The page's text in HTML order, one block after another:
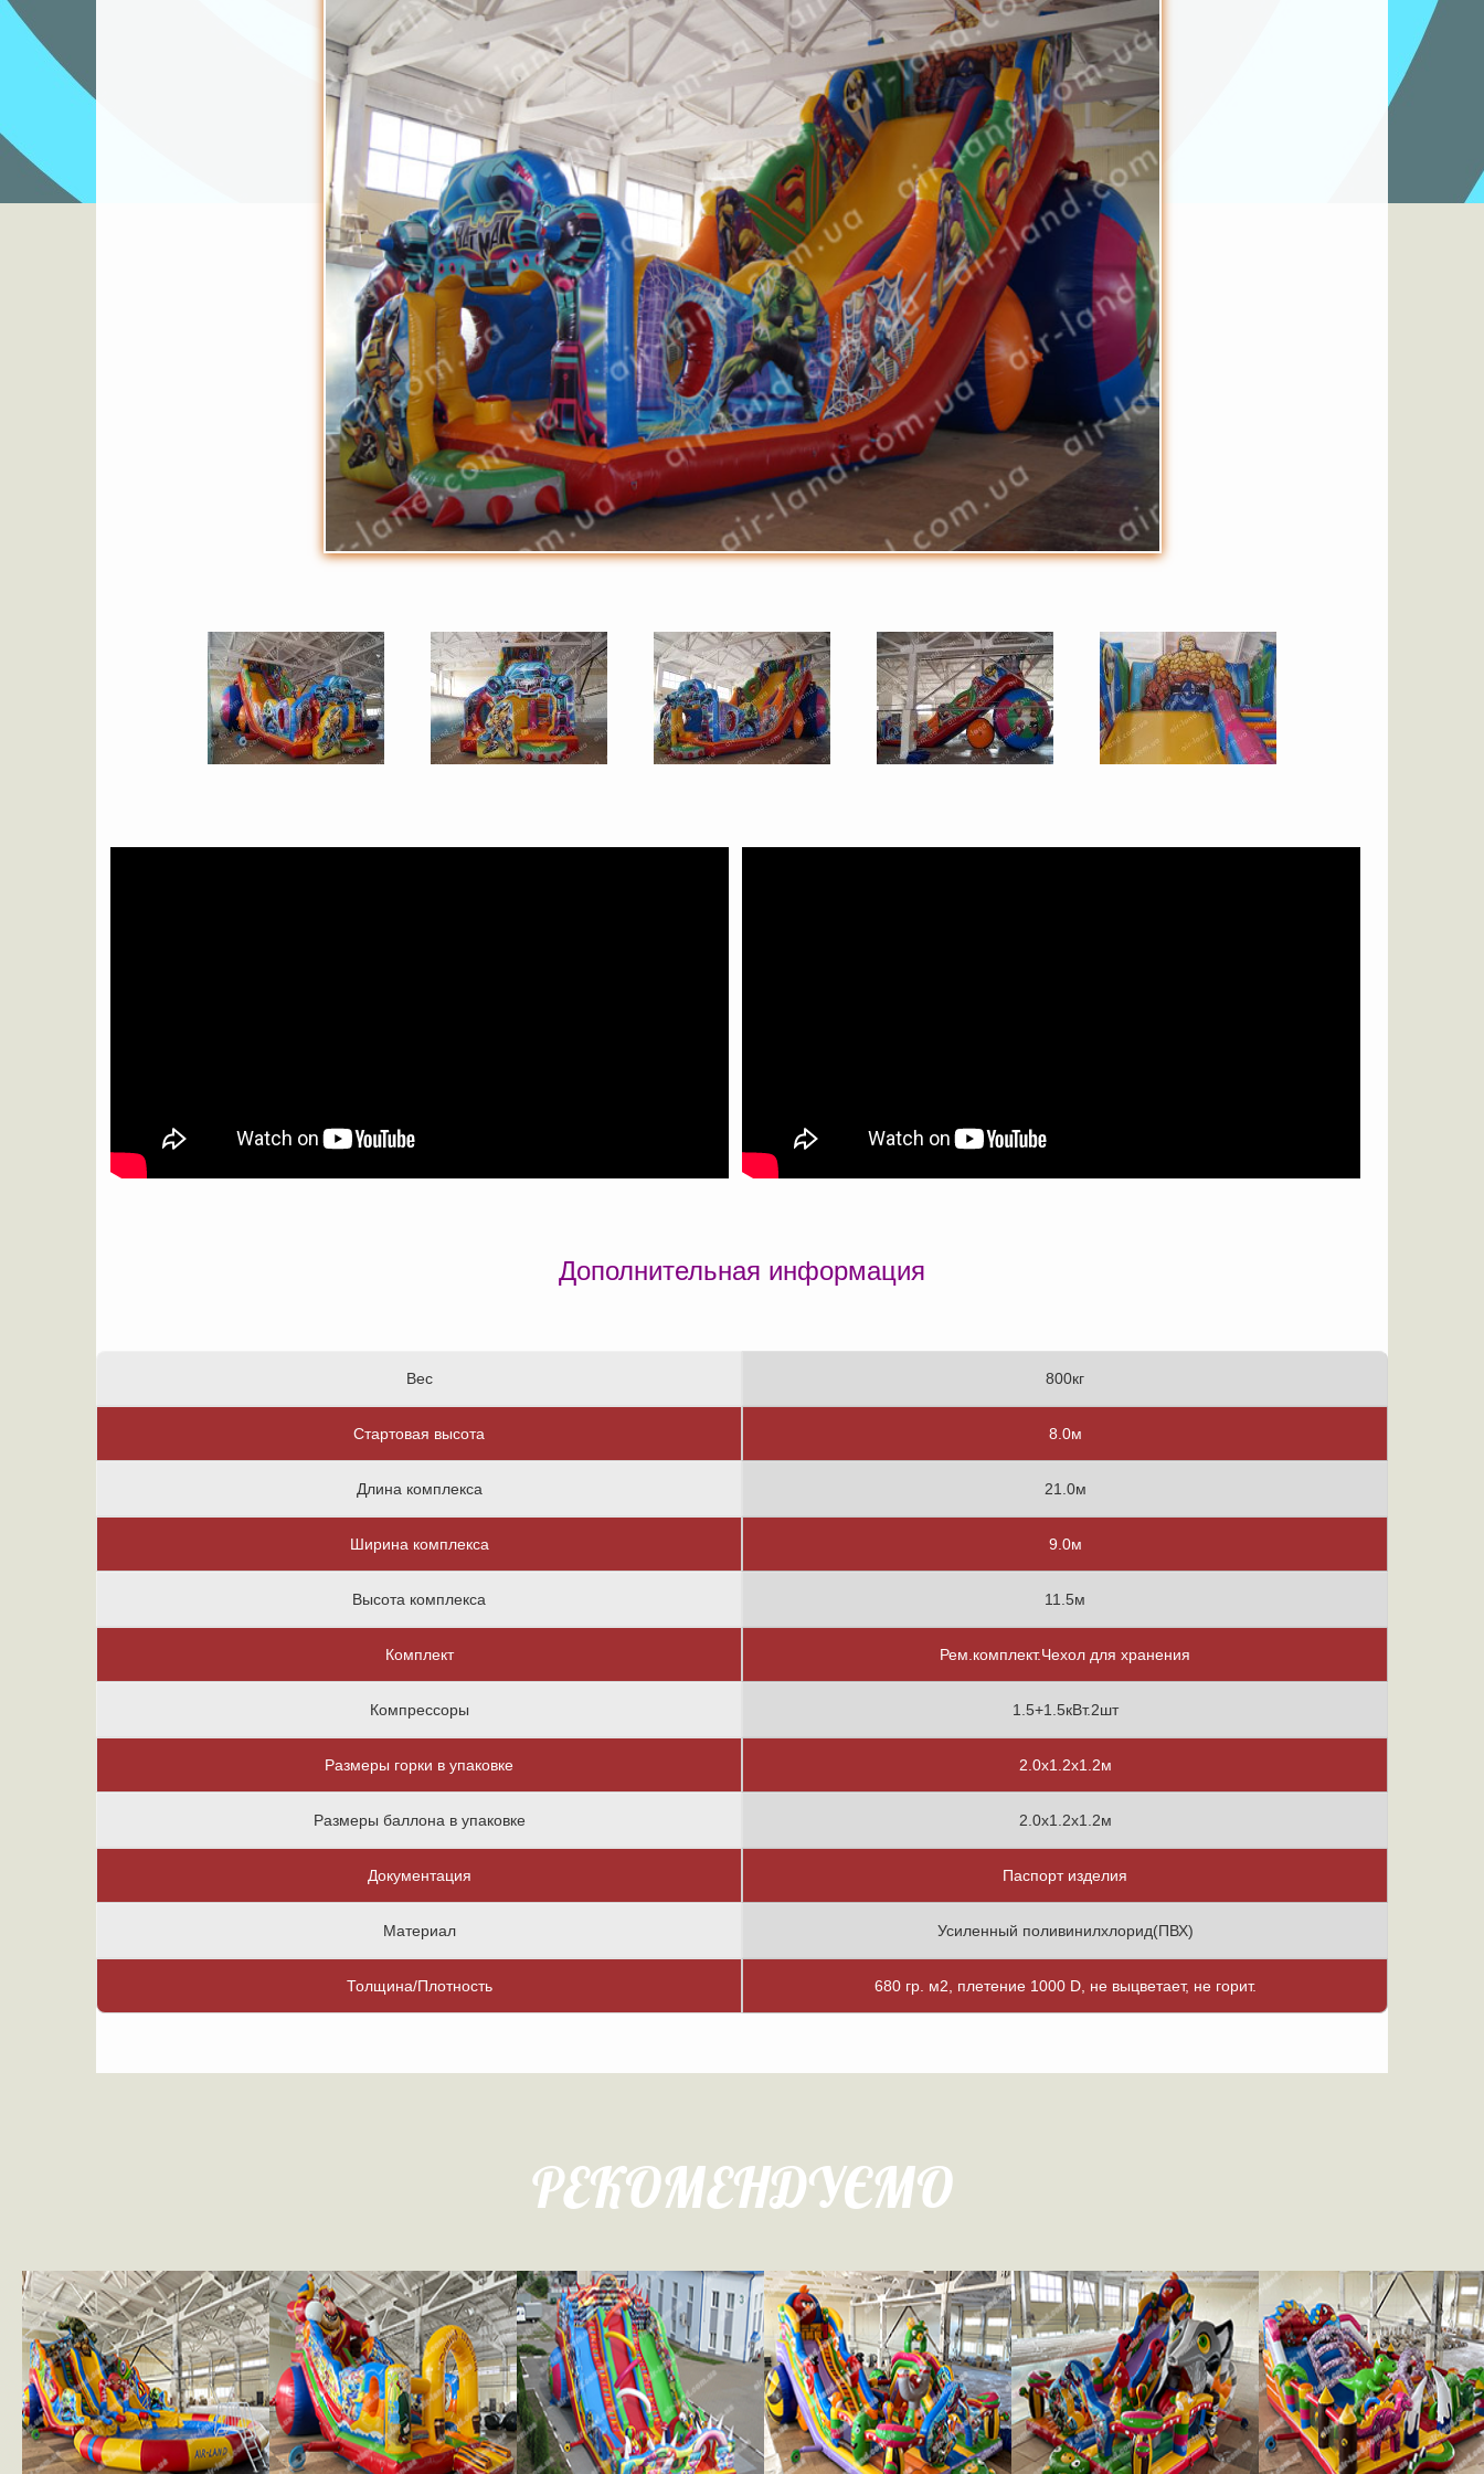
Дополнительная информация
Вес
Стартовая высота
Длина комплекса
Ширина комплекса
Высота комплекса
Комплект
Компрессоры
Размеры горки в упаковке
Размеры баллона в упаковке
Документация
Материал
Толщина/Плотность
800кг
8.0м
21.0м
9.0м
11.5м
Рем.комплект.Чехол для хранения
1.5+1.5кВт.2шт
2.0х1.2х1.2м
2.0х1.2х1.2м
Паспорт изделия
Усиленный поливинилхлорид(ПВХ)
680 гр. м2, плетение 1000 D, не выцветает, не горит.
РЕКОМЕНДУЄМО